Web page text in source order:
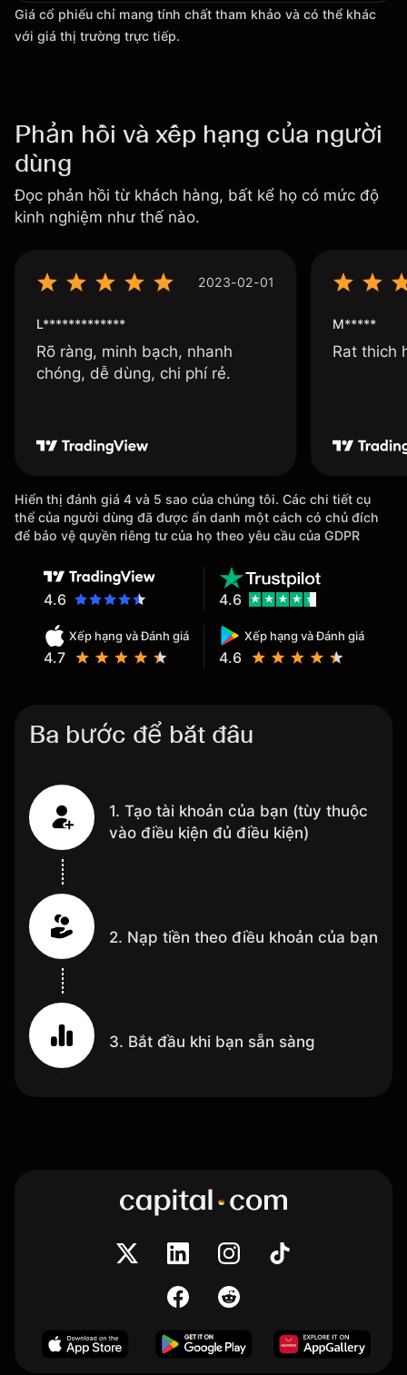
Giá cổ phiếu chỉ mang tính chất tham khảo và có thể khác
với giá thị trường trực tiếp.
Phản hồi và xếp hạng của người
dùng
Đọc phản hồi từ khách hàng, bất kể họ có mức độ
kinh nghiệm như thế nào.
2023-02-01
L*************
Rõ ràng, minh bạch, nhanh
chóng, dễ dùng, chi phí rẻ.
M*****
Rat thich
Hiển thị đánh giá 4 và 5 sao của chúng tôi. Các chi tiết cụ
thể của người dùng đã được ẩn danh một cách có chủ đích
để bảo vệ quyền riêng tư của họ theo yêu cầu của GDPR
4.6
Xếp hạng và Đánh giá
4.7
Xếp hạng và Đánh giá
4.6
4.6
Ba bước để bắt đầu
1. Tạo tài khoản của bạn (tùy thuộc
vào điều kiện đủ điều kiện)
2. Nạp tiền theo điều khoản của bạn
3. Bắt đầu khi bạn sẵn sàng